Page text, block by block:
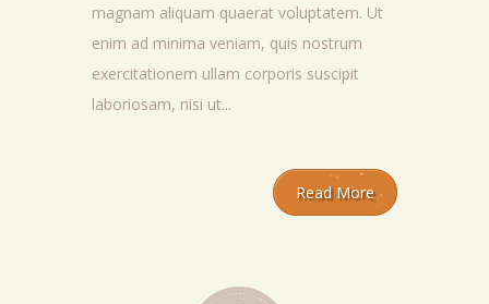
magnam aliquam quaerat voluptatem. Ut
enim ad minima veniam, quis nostrum
exercitationem ullam corporis suscipit
laboriosam, nisi ut...
Read More